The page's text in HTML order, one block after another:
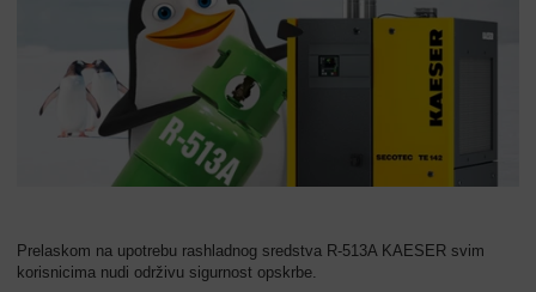
Prelaskom na upotrebu rashladnog sredstva R-513A KAESER svim
korisnicima nudi održivu sigurnost opskrbe.